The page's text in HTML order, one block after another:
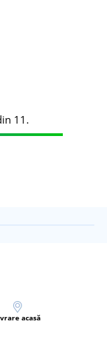
11.
acasă